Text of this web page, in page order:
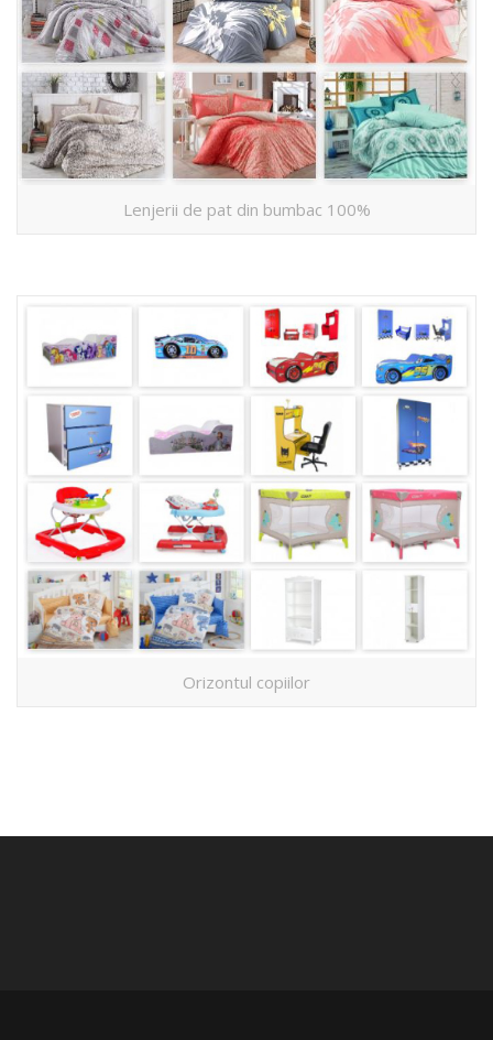
Lenjerii de pat din bumbac 100%
Orizontul copiilor